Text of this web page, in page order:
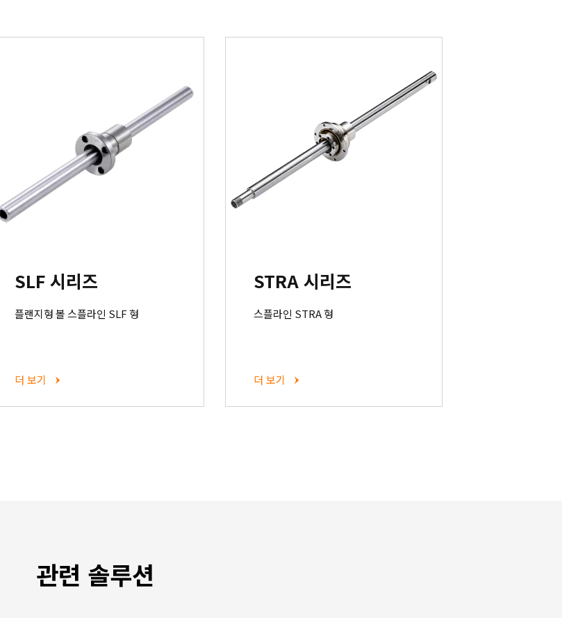
SLF 시리즈
플랜지형 볼 스플라인 SLF 형
더 보기
STRA 시리즈
스플라인 STRA 형
더 보기
관련 솔루션